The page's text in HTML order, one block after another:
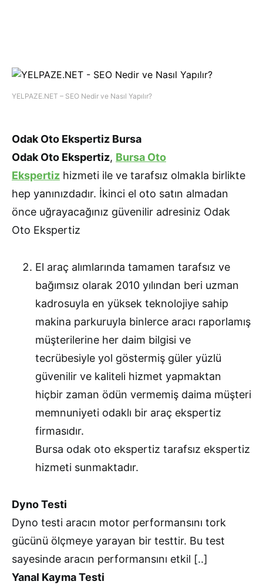
YELPAZE.NET – SEO Nedir ve Nasıl Yapılır?
Odak Oto Ekspertiz Bursa
Odak Oto Ekspertiz, Bursa Oto
Ekspertiz hizmeti ile ve tarafsız olmakla birlikte
hep yanınızdadır. İkinci el oto satın almadan
önce uğrayacağınız güvenilir adresiniz Odak
Oto Ekspertiz
El araç alımlarında tamamen tarafsız ve
bağımsız olarak 2010 yılından beri uzman
kadrosuyla en yüksek teknolojiye sahip
makina parkuruyla binlerce aracı raporlamış
müşterilerine her daim bilgisi ve
tecrübesiyle yol göstermiş güler yüzlü
güvenilir ve kaliteli hizmet yapmaktan
hiçbir zaman ödün vermemiş daima müşteri
memnuniyeti odaklı bir araç ekspertiz
firmasıdır.
Bursa odak oto ekspertiz tarafsız ekspertiz
hizmeti sunmaktadır.
Dyno Testi
Dyno testi aracın motor performansını tork
gücünü ölçmeye yarayan bir testtir. Bu test
sayesinde aracın performansını etkil [..]
Yanal Kayma Testi